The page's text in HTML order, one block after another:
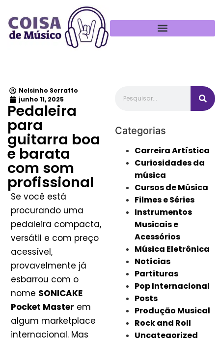
Nelsinho Serratto
junho 11, 2025
Pedaleira
para
guitarra boa
e barata
com som
profissional
Se você está
procurando uma
pedaleira compacta,
versátil e com preço
acessível,
provavelmente já
esbarrou com o
nome SONICAKE
Pocket Master em
algum marketplace
internacional. Mas
Categorias
Carreira Artística
Curiosidades da
música
Cursos de Música
Filmes e Séries
Instrumentos
Musicais e
Acessórios
Música Eletrônica
Notícias
Partituras
Pop Internacional
Posts
Produção Musical
Rock and Roll
Uncategorized